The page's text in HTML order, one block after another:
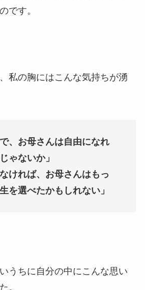
です。
私の胸にはこんな気持ちが湧
で、お母さんは自由になれ
ゃないか」
なければ、お母さんはもっ
を選べたかもしれない」
うちに自分の中にこんな思い
。